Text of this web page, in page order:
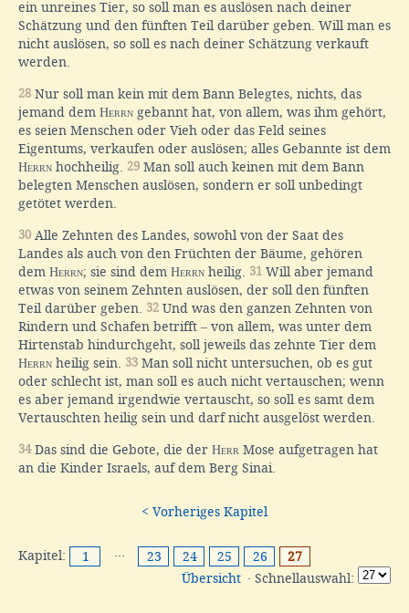
ein unreines Tier, so soll man es auslösen nach deiner
Schätzung und den fünften Teil darüber geben. Will man es
nicht auslösen, so soll es nach deiner Schätzung verkauft
werden.
28 Nur soll man kein mit dem Bann Belegtes, nichts, das
jemand dem Herrn gebannt hat, von allem, was ihm gehört,
es seien Menschen oder Vieh oder das Feld seines
Eigentums, verkaufen oder auslösen; alles Gebannte ist dem
Herrn hochheilig. 29 Man soll auch keinen mit dem Bann
belegten Menschen auslösen, sondern er soll unbedingt
getötet werden.
30 Alle Zehnten des Landes, sowohl von der Saat des
Landes als auch von den Früchten der Bäume, gehören
dem Herrn; sie sind dem Herrn heilig. 31 Will aber jemand
etwas von seinem Zehnten auslösen, der soll den fünften
Teil darüber geben. 32 Und was den ganzen Zehnten von
Rindern und Schafen betrifft – von allem, was unter dem
Hirtenstab hindurchgeht, soll jeweils das zehnte Tier dem
Herrn heilig sein. 33 Man soll nicht untersuchen, ob es gut
oder schlecht ist, man soll es auch nicht vertauschen; wenn
es aber jemand irgendwie vertauscht, so soll es samt dem
Vertauschten heilig sein und darf nicht ausgelöst werden.
34Das sind die Gebote, die der Herr Mose aufgetragen hat
an die Kinder Israels, auf dem Berg Sinai.
< Vorheriges Kapitel
Kapitel: 1 ··· 23 24 25 26
27
Übersicht · Schnellauswahl: